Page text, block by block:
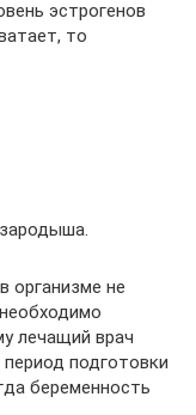
эстрогенов
то
организме не
лечащий врач
подготовки
беременность